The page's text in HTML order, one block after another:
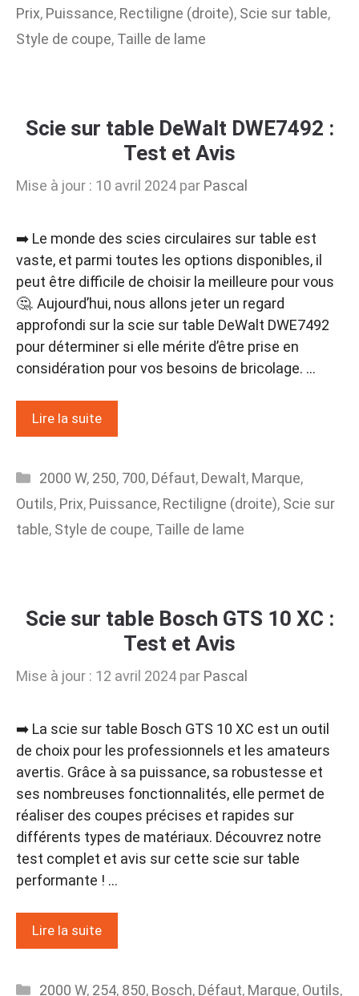
Prix, Puissance, Rectiligne (droite), Scie sur table,
Style de coupe, Taille de lame
Scie sur table DeWalt DWE7492 :
Test et Avis
Mise à jour : 10 avril 2024 par Pascal
➡️ Le monde des scies circulaires sur table est
vaste, et parmi toutes les options disponibles, il
peut être difficile de choisir la meilleure pour vous
🤔. Aujourd’hui, nous allons jeter un regard
approfondi sur la scie sur table DeWalt DWE7492
pour déterminer si elle mérite d’être prise en
considération pour vos besoins de bricolage. …
Lire la suite
Catégories
2000 W, 250, 700, Défaut, Dewalt, Marque,
Outils, Prix, Puissance, Rectiligne (droite), Scie sur
table, Style de coupe, Taille de lame
Scie sur table Bosch GTS 10 XC :
Test et Avis
Mise à jour : 12 avril 2024 par Pascal
➡️ La scie sur table Bosch GTS 10 XC est un outil
de choix pour les professionnels et les amateurs
avertis. Grâce à sa puissance, sa robustesse et
ses nombreuses fonctionnalités, elle permet de
réaliser des coupes précises et rapides sur
différents types de matériaux. Découvrez notre
test complet et avis sur cette scie sur table
performante ! …
Lire la suite
Catégories
2000 W, 254, 850, Bosch, Défaut, Marque, Outils,